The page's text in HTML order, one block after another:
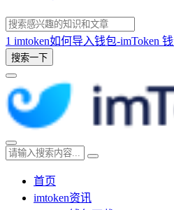
1 imtoken如何导入钱包-imToken
搜索一下
首页
imtoken资讯